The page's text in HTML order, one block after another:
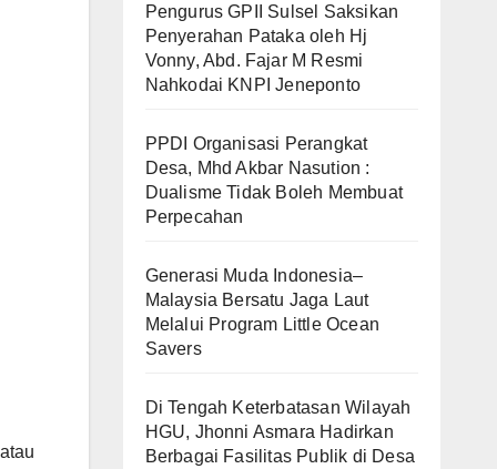
Pengurus GPII Sulsel Saksikan
Penyerahan Pataka oleh Hj
Vonny, Abd. Fajar M Resmi
Nahkodai KNPI Jeneponto
PPDI Organisasi Perangkat
Desa, Mhd Akbar Nasution :
Dualisme Tidak Boleh Membuat
Perpecahan
Generasi Muda Indonesia–
Malaysia Bersatu Jaga Laut
Melalui Program Little Ocean
Savers
Di Tengah Keterbatasan Wilayah
HGU, Jhonni Asmara Hadirkan
Berbagai Fasilitas Publik di Desa